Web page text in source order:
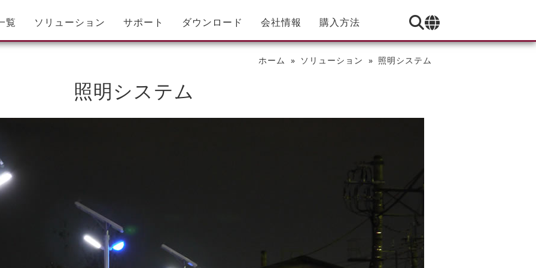
覧 ソリューション サポート ダウンロード 会社情報 購入方法
ホーム ソリューション 照明システム
照明システム